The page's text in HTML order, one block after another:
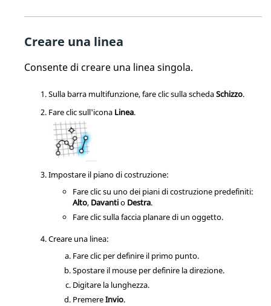
Creare una linea
Consente di creare una linea singola.
Sulla barra multifunzione, fare clic sulla schedaSchizzo.
Fare clic sull'icona Linea.
Impostare il piano di costruzione:
Fare clic su uno dei piani di costruzione predefiniti:
Alto, Davantio Destra.
Fare clic sulla faccia planare di un oggetto.
Creare una linea:
Fare clic per definire il primo punto.
Spostare il mouse per definire la direzione.
Digitare la lunghezza.
PremereInvio.